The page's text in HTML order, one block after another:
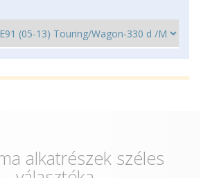
alkatrészek széles